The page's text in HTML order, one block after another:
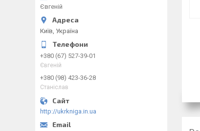
Євгеній
Київ, Україна
+380 (67) 527-39-01
Євгеній
+380 (98) 423-36-28
Станіслав
http://ukrkniga.in.ua